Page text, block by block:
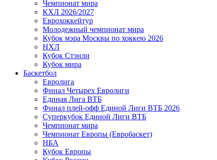
Чемпионат мира
КХЛ 2026/2027
Еврохоккейтур
Молодежный чемпионат мира
Кубок мэра Москвы по хоккею 2026
НХЛ
Кубок Стэнли
Кубок мира
Баскетбол
Евролига
Финал Четырех Евролиги
Единая Лига ВТБ
Финал плей-офф Единой Лиги ВТБ 2026
Суперкубок Единой Лиги ВТБ
Чемпионат мира
Чемпионат Европы (Евробаскет)
НБА
Кубок Европы